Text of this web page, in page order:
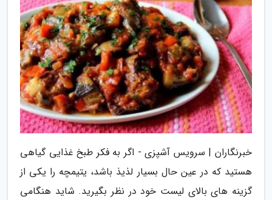
خبرنگاران | سرویس آشپزی - اگر به فکر طبخ غذایی گیاهی
هستید که در عین حال بسیار لذیذ باشد، یتیمچه را یکی از
گزینه های بالای لیست خود در نظر بگیرید. شاید هنگامی